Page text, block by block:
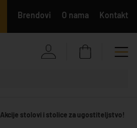
Brendovi O nama Kontakt
Akcije stolovi i stolice za ugostiteljstvo!